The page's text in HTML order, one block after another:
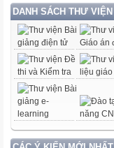
DANH SÁCH THƯ VIỆN